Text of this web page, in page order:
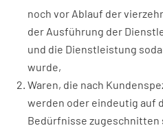
noch vor Ablauf der
der Ausführung der
und die Dienstleistung
wurde,
Waren, die nach
werden oder eindeutig auf
Bedürfnisse zugeschnitten